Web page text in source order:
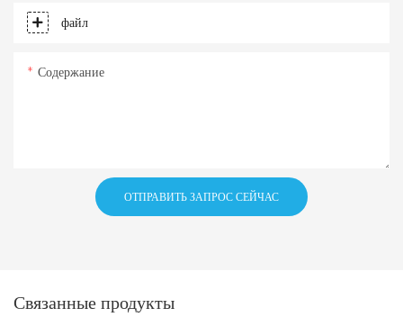
файл
Содержание
ОТПРАВИТЬ ЗАПРОС СЕЙЧАС
Связанные продукты